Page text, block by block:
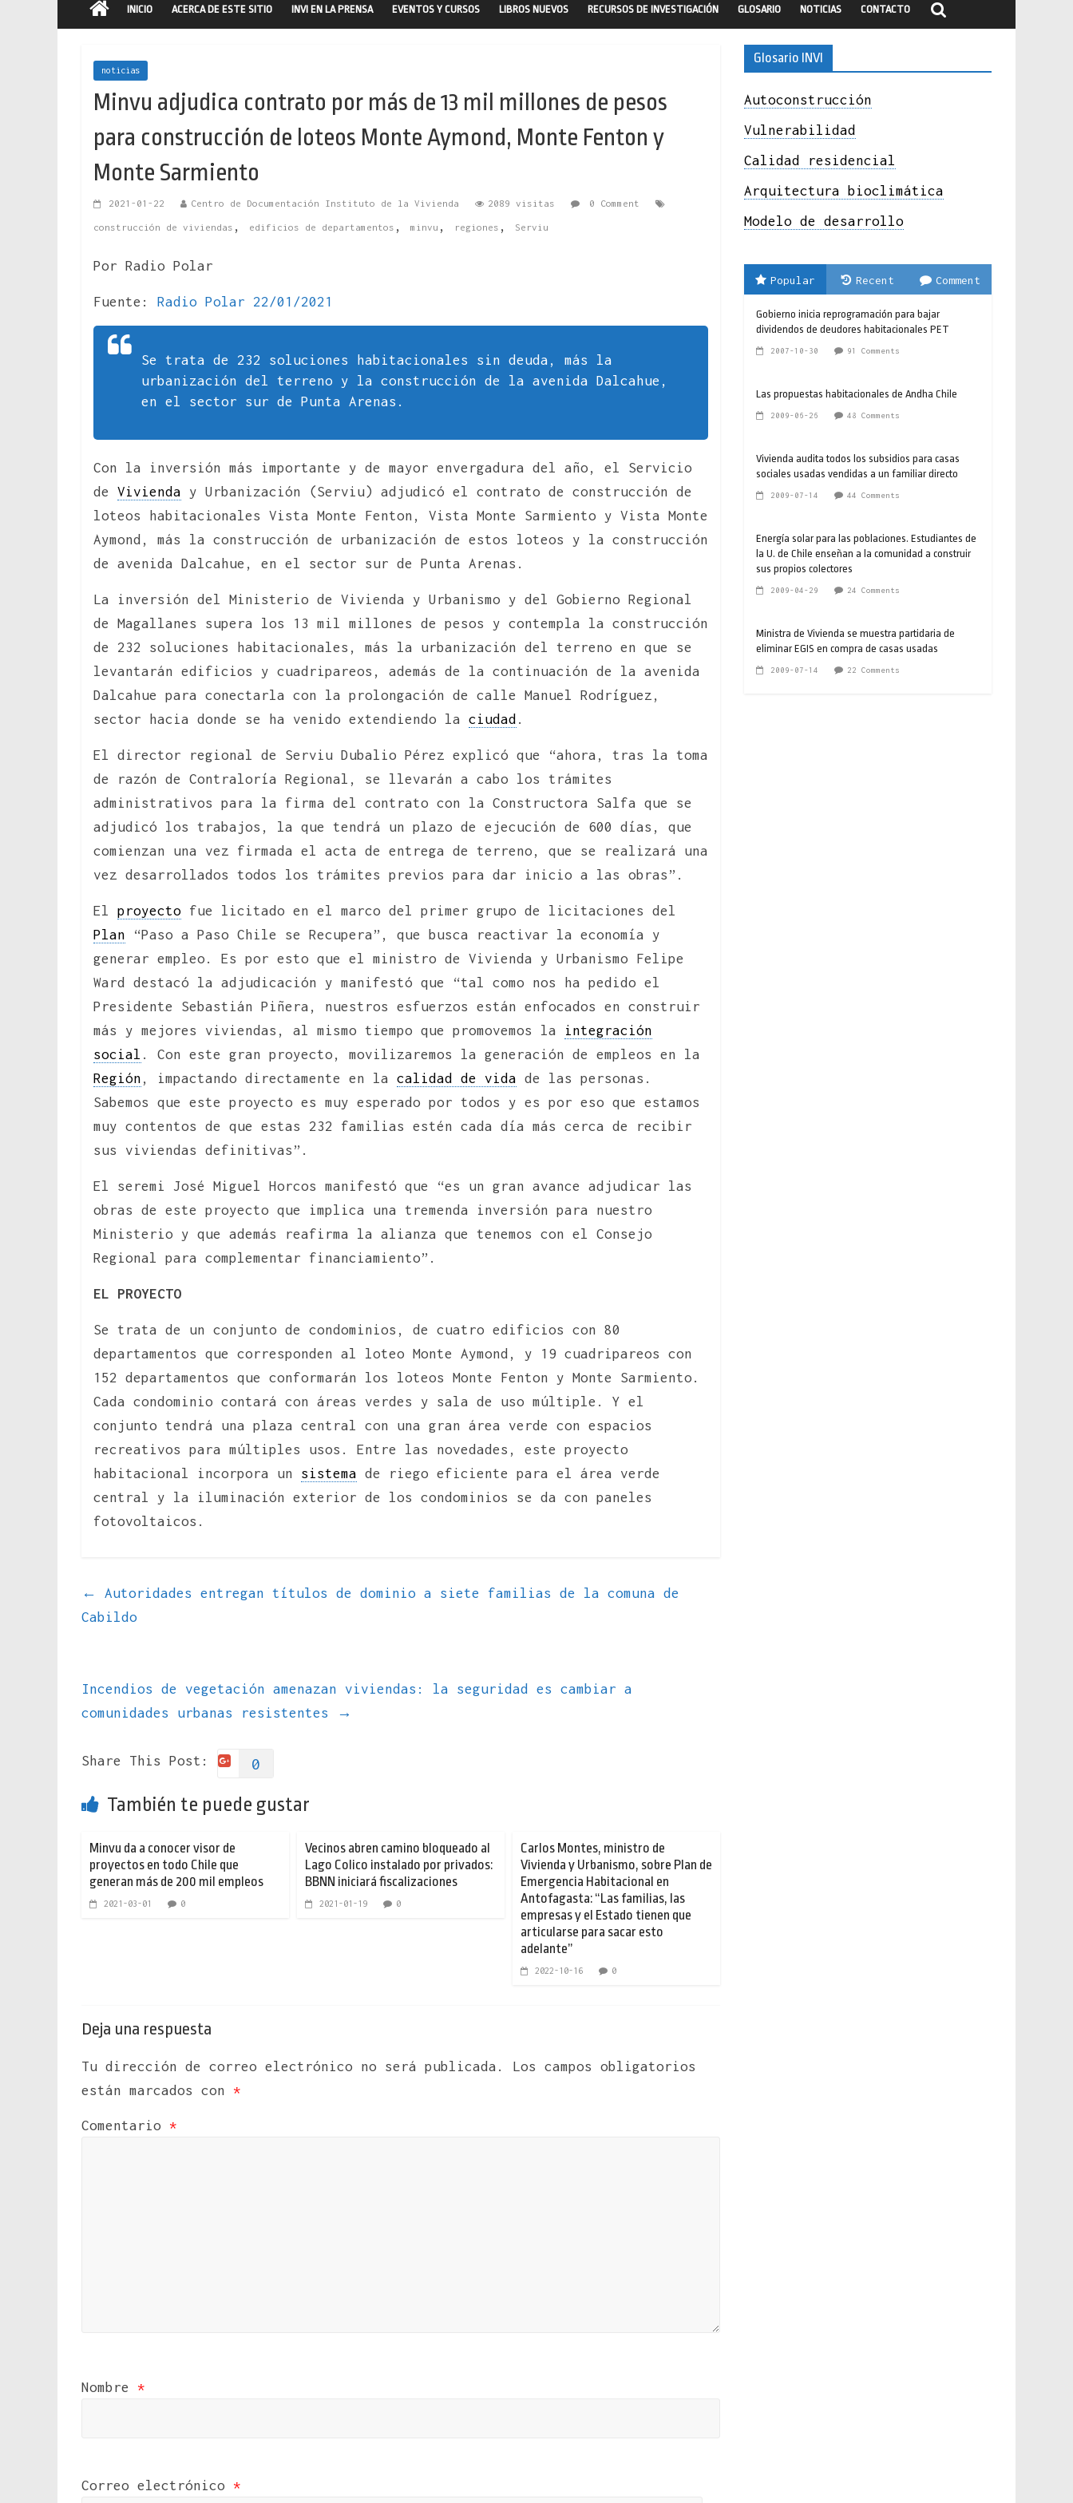
INICIO ACERCA DE ESTE SITIO INVI EN LA PRENSA EVENTOS Y CURSOS LIBROS NUEVOS RECURSOS DE INVESTIGACIÓN GLOSARIO NOTICIAS CONTACTO
noticias
Minvu adjudica contrato por más de 13 mil millones de pesos
para construcción de loteos Monte Aymond, Monte Fenton y
Monte Sarmiento
2021-01-22 Centro de Documentación Instituto de la Vivienda 2089 visitas 0 Comment
construcción de viviendas , edificios de departamentos , minvu , regiones , Serviu
Por Radio Polar
Fuente: Radio Polar 22/01/2021
Se trata de 232 soluciones habitacionales sin deuda, más la
urbanización del terreno y la construcción de la avenida Dalcahue,
en el sector sur de Punta Arenas.
Con la inversión más importante y de mayor envergadura del año, el Servicio
de Vivienda y Urbanización (Serviu) adjudicó el contrato de construcción de
loteos habitacionales Vista Monte Fenton, Vista Monte Sarmiento y Vista Monte
Aymond, más la construcción de urbanización de estos loteos y la construcción
de avenida Dalcahue, en el sector sur de Punta Arenas.
La inversión del Ministerio de Vivienda y Urbanismo y del Gobierno Regional
de Magallanes supera los 13 mil millones de pesos y contempla la construcción
de 232 soluciones habitacionales, más la urbanización del terreno en que se
levantarán edificios y cuadripareos, además de la continuación de la avenida
Dalcahue para conectarla con la prolongación de calle Manuel Rodríguez,
sector hacia donde se ha venido extendiendo la ciudad .
El director regional de Serviu Dubalio Pérez explicó que “ahora, tras la toma
de razón de Contraloría Regional, se llevarán a cabo los trámites
administrativos para la firma del contrato con la Constructora Salfa que se
adjudicó los trabajos, la que tendrá un plazo de ejecución de 600 días, que
comienzan una vez firmada el acta de entrega de terreno, que se realizará una
vez desarrollados todos los trámites previos para dar inicio a las obras”.
El proyecto fue licitado en el marco del primer grupo de licitaciones del
Plan “Paso a Paso Chile se Recupera”, que busca reactivar la economía y
generar empleo. Es por esto que el ministro de Vivienda y Urbanismo Felipe
Ward destacó la adjudicación y manifestó que “tal como nos ha pedido el
Presidente Sebastián Piñera, nuestros esfuerzos están enfocados en construir
más y mejores viviendas, al mismo tiempo que promovemos la integración
social . Con este gran proyecto, movilizaremos la generación de empleos en la
Región , impactando directamente en la calidad de vida de las personas.
Sabemos que este proyecto es muy esperado por todos y es por eso que estamos
muy contentos de que estas 232 familias estén cada día más cerca de recibir
sus viviendas definitivas”.
El seremi José Miguel Horcos manifestó que “es un gran avance adjudicar las
obras de este proyecto que implica una tremenda inversión para nuestro
Ministerio y que además reafirma la alianza que tenemos con el Consejo
Regional para complementar financiamiento”.
EL PROYECTO
Se trata de un conjunto de condominios, de cuatro edificios con 80
departamentos que corresponden al loteo Monte Aymond, y 19 cuadripareos con
152 departamentos que conformarán los loteos Monte Fenton y Monte Sarmiento.
Cada condominio contará con áreas verdes y sala de uso múltiple. Y el
conjunto tendrá una plaza central con una gran área verde con espacios
recreativos para múltiples usos. Entre las novedades, este proyecto
habitacional incorpora un sistema de riego eficiente para el área verde
central y la iluminación exterior de los condominios se da con paneles
fotovoltaicos.
←
Autoridades entregan títulos de dominio a siete familias de la comuna de
Cabildo
Incendios de vegetación amenazan viviendas: la seguridad es cambiar a
comunidades urbanas resistentes
→
Share This Post: 0
También te puede gustar
Minvu da a conocer visor de
proyectos en todo Chile que
generan más de 200 mil empleos
2021-03-01 0
Vecinos abren camino bloqueado al
Lago Colico instalado por privados:
BBNN iniciará fiscalizaciones
2021-01-19 0
Carlos Montes, ministro de
Vivienda y Urbanismo, sobre Plan de
Emergencia Habitacional en
Antofagasta: “Las familias, las
empresas y el Estado tienen que
articularse para sacar esto
adelante”
2022-10-16 0
Deja una respuesta
Tu dirección de correo electrónico no será publicada.
Los campos obligatorios
están marcados con *
Comentario *
Nombre *
Correo electrónico *
Glosario INVI
Autoconstrucción
Vulnerabilidad
Calidad residencial
Arquitectura bioclimática
Modelo de desarrollo
Popular Recent Comment
Gobierno inicia reprogramación para bajar
dividendos de deudores habitacionales PET
2007-10-30 91 Comments
Las propuestas habitacionales de Andha Chile
2009-06-26 48 Comments
Vivienda audita todos los subsidios para casas
sociales usadas vendidas a un familiar directo
2009-07-14 44 Comments
Energía solar para las poblaciones. Estudiantes de
la U. de Chile enseñan a la comunidad a construir
sus propios colectores
2009-04-29 24 Comments
Ministra de Vivienda se muestra partidaria de
eliminar EGIS en compra de casas usadas
2009-07-14 22 Comments